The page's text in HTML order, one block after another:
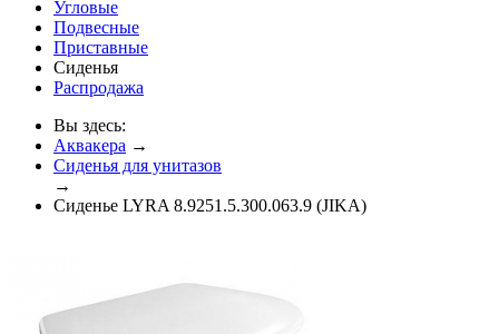
Угловые
Подвесные
Приставные
Сиденья
Распродажа
Вы здесь:
Аквакера →
Сиденья для унитазов
→
Сиденье LYRA 8.9251.5.300.063.9 (JIKA)